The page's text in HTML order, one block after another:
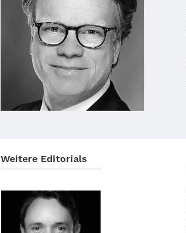
Weitere Edito­ri­als